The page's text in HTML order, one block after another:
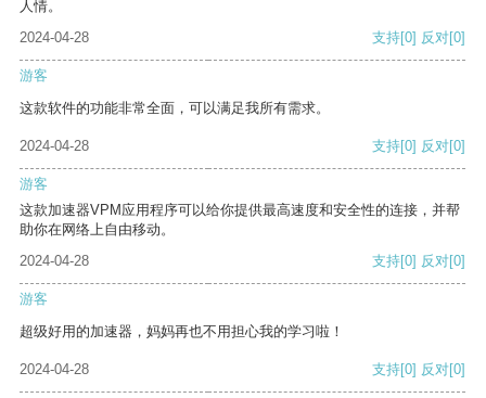
人情。
2024-04-28
支持[0] 反对[0]
游客
这款软件的功能非常全面，可以满足我所有需求。
2024-04-28 支持[0] 反对[0]
游客
这款加速器VPM应用程序可以给你提供最高速度和安全性的连接，并帮
助你在网络上自由移动。
2024-04-28
支持[0] 反对[0]
游客
超级好用的加速器，妈妈再也不用担心我的学习啦！
2024-04-28 支持[0] 反对[0]